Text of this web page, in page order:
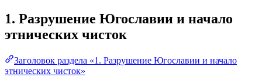
1. Разрушение Югославии и начало
этнических чисток
Заголовок раздела «1. Разрушение Югославии и начало
этнических чисток»